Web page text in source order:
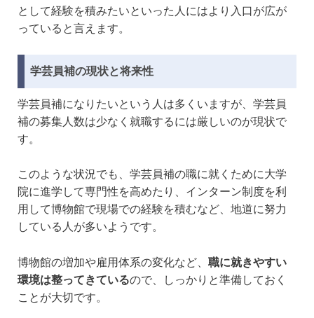
として経験を積みたいといった人にはより入口が広が
っていると言えます。
学芸員補の現状と将来性
学芸員補になりたいという人は多くいますが、学芸員
補の募集人数は少なく就職するには厳しいのが現状で
す。
このような状況でも、学芸員補の職に就くために大学
院に進学して専門性を高めたり、インターン制度を利
用して博物館で現場での経験を積むなど、地道に努力
している人が多いようです。
博物館の増加や雇用体系の変化など、 職に就きやすい
環境は整ってきているので、しっかりと準備しておく
ことが大切です。